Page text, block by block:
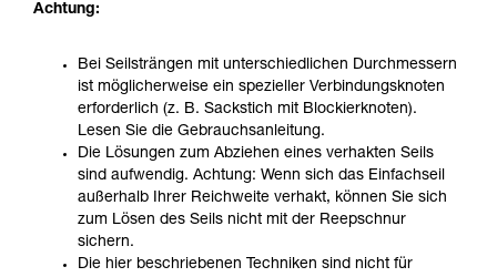
Achtung:
Bei Seilsträngen mit unterschiedlichen Durchmessern
ist möglicherweise ein spezieller Verbindungsknoten
erforderlich (z. B. Sackstich mit Blockierknoten).
Lesen Sie die Gebrauchsanleitung.
Die Lösungen zum Abziehen eines verhakten Seils
sind aufwendig. Achtung: Wenn sich das Einfachseil
außerhalb Ihrer Reichweite verhakt, können Sie sich
zum Lösen des Seils nicht mit der Reepschnur
sichern.
Die hier beschriebenen Techniken sind nicht für